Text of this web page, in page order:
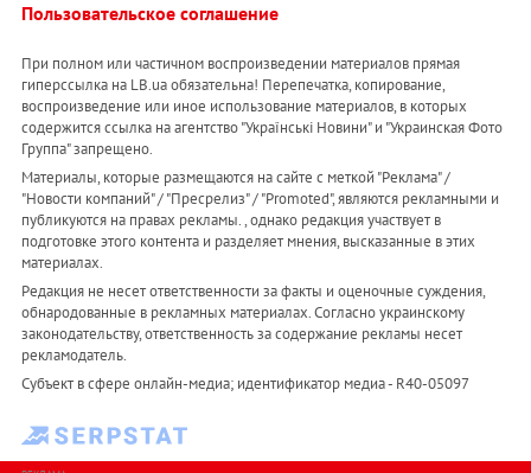
Пользовательское соглашение
При полном или частичном воспроизведении материалов прямая
гиперссылка на LB.ua обязательна! Перепечатка, копирование,
воспроизведение или иное использование материалов, в которых
содержится ссылка на агентство "Українськi Новини" и "Украинская Фото
Группа" запрещено.
Материалы, которые размещаются на сайте с меткой "Реклама" /
"Новости компаний" / "Пресрелиз" / "Promoted", являются рекламными и
публикуются на правах рекламы. , однако редакция участвует в
подготовке этого контента и разделяет мнения, высказанные в этих
материалах.
Редакция не несет ответственности за факты и оценочные суждения,
обнародованные в рекламных материалах. Согласно украинскому
законодательству, ответственность за содержание рекламы несет
рекламодатель.
Субъект в сфере онлайн-медиа; идентификатор медиа - R40-05097